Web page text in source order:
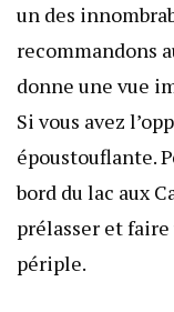
un des
recommandons
donne une vue
Si vous avez
époustouflante.
bord du lac aux
prélasser et
périple.